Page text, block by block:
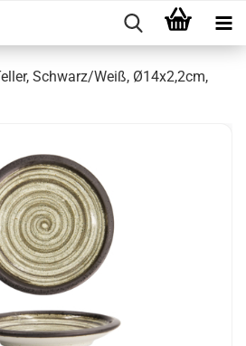
Schwarz/Weiß, Ø14x2,2cm,